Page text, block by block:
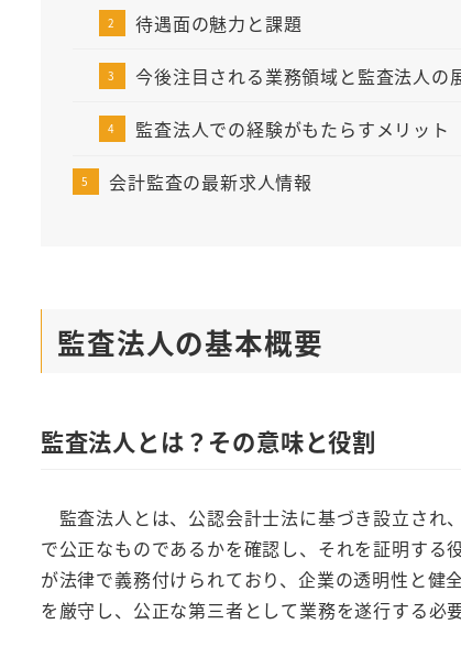
待遇面の魅力と課題
今後注目される業務領域と監査法人の
監査法人での経験がもたらすメリット
会計監査の最新求人情報
監査法人の基本概要
監査法人とは？その意味と役割
監査法人とは、公認会計士法に基づき設立され
で公正なものであるかを確認し、それを証明する
が法律で義務付けられており、企業の透明性と健
を厳守し、公正な第三者として業務を遂行する必